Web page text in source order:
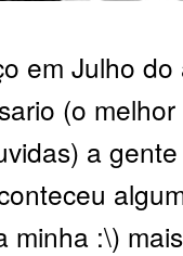
em Julho
(o
a
minha :\)